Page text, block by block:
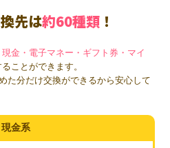
先は約60種類 ！
現金・電子マネー・ギフト券・マイ
ことができます。
た分だけ交換ができるから安心して
現金系